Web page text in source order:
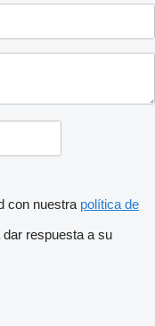
con nuestra política de
respuesta a su